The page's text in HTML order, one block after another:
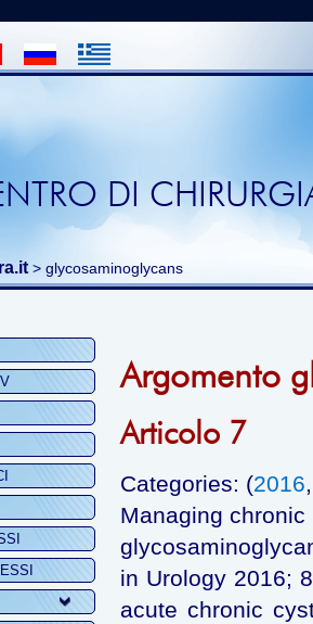
DI
> glycosaminoglycans
Argomento
Articolo 7
Categories: (2016
Managing
in Urology 2016;
acute chronic